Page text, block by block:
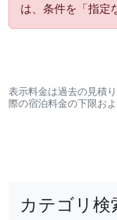
は、条件を「指定
表示料金は過去の見積
際の宿泊料金の下限お
カテゴリ検